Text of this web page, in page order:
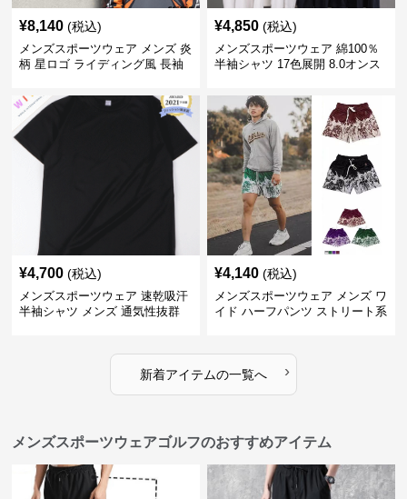
¥8,140 (税込)
メンズスポーツウェア メンズ 炎
柄 星ロゴ ライディング風 長袖
¥4,850 (税込)
メンズスポーツウェア 綿100％
半袖シャツ 17色展開 8.0オンス
¥4,700 (税込)
メンズスポーツウェア 速乾吸汗
半袖シャツ メンズ 通気性抜群
¥4,140 (税込)
メンズスポーツウェア メンズ ワ
イド ハーフパンツ ストリート系
新着アイテムの一覧へ ›
メンズスポーツウェアゴルフのおすすめアイテム